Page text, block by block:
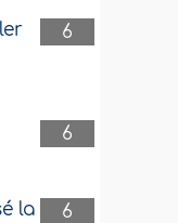
6
6
6
la